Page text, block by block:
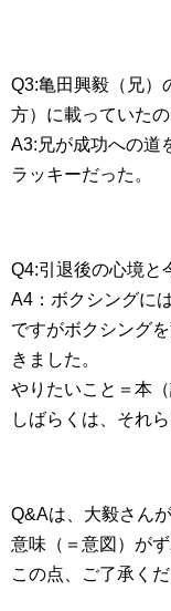
Q3:亀田興毅（兄）
方）に載っていた
A3:兄が成功への道
ラッキーだった。
Q4:引退後の心境と
A4：ボクシングに
ですがボクシング
きました。
やりたいこと＝本
しばらくは、それら
Q&Aは、大毅さん
意味（＝意図）が
この点、ご了承く